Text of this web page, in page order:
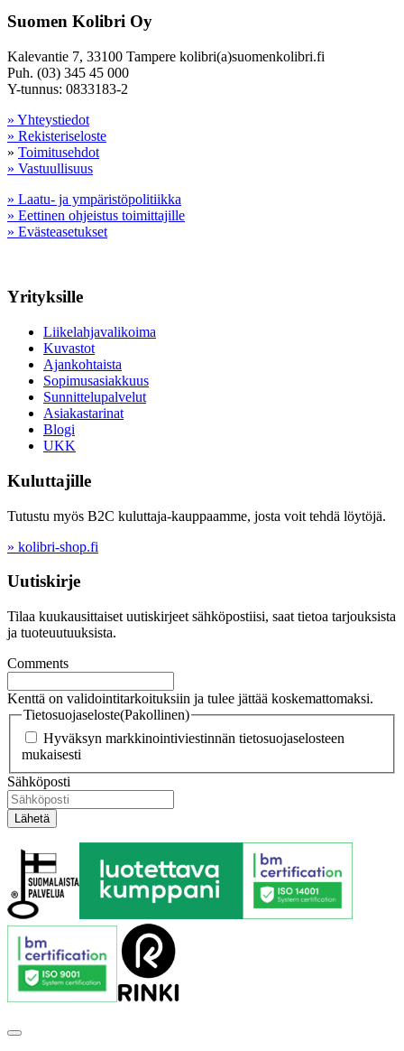
Suomen Kolibri Oy
Kalevantie 7, 33100 Tampere kolibri(a)suomenkolibri.fi
Puh. (03) 345 45 000
Y-tunnus: 0833183-2
» Yhteystiedot
» Rekisteriseloste
» Toimitusehdot
» Vastuullisuus
» Laatu- ja ympäristöpolitiikka
» Eettinen ohjeistus toimittajille
» Evästeasetukset
Yrityksille
Liikelahjavalikoima
Kuvastot
Ajankohtaista
Sopimusasiakkuus
Sunnittelupalvelut
Asiakastarinat
Blogi
UKK
Kuluttajille
Tutustu myös B2C kuluttaja-kauppaamme, josta voit tehdä löytöjä.
» kolibri-shop.fi
Uutiskirje
Tilaa kuukausittaiset uutiskirjeet sähköpostiisi, saat tietoa tarjouksista
ja tuoteuutuuksista.
Comments
Kenttä on validointitarkoituksiin ja tulee jättää koskemattomaksi.
Tietosuojaseloste(Pakollinen)
Hyväksyn markkinointiviestinnän tietosuojaselosteen
mukaisesti
Sähköposti